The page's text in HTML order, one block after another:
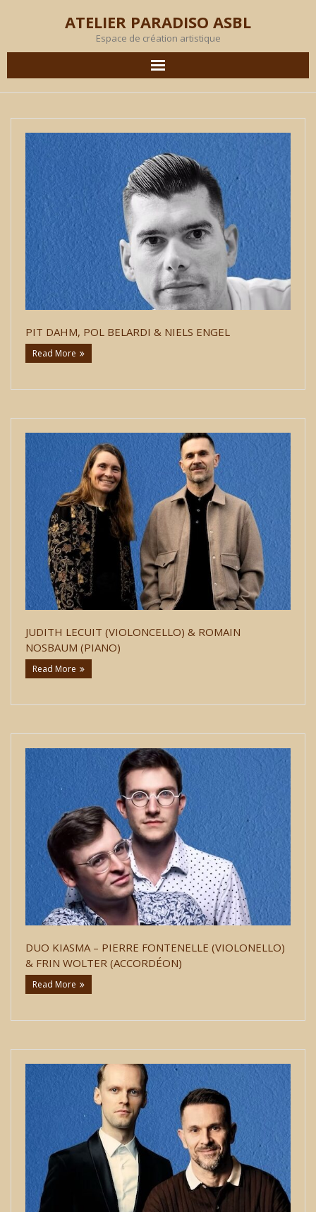
ATELIER PARADISO ASBL
Espace de création artistique
AGENDA
EN IMAGES
PRODUCTION
OBJECTIF
MEMBRES
L’ATELIER
LOCATION
CONTACT
PIT DAHM, POL BELARDI & NIELS ENGEL
Read More
JUDITH LECUIT (VIOLONCELLO) & ROMAIN
NOSBAUM (PIANO)
Read More
DUO KIASMA – PIERRE FONTENELLE (VIOLONELLO)
& FRIN WOLTER (ACCORDÉON)
Read More